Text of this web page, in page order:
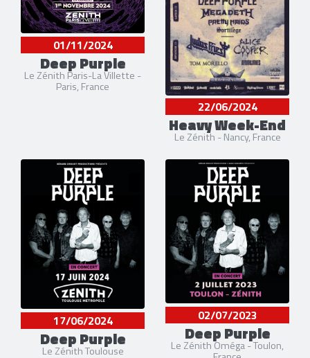
01/11/2024
Deep Purple
Le Zénith Paris-La Villette -
Paris, France
22/06/2024
Heavy Week-End
Le Zénith - Nancy, France
17/06/2024
Deep Purple
Le Zénith Toulouse
02/07/2023
Deep Purple
Le Zénith Oméga - Toulon,